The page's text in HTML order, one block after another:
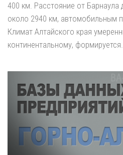
400 км. Расстояние от
около 2940 км, автомобильным
Климат Алтайского края
континентальному,